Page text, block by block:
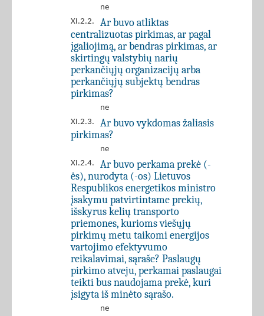
ne
XI.2.2.
Ar buvo atliktas
centralizuotas pirkimas, ar pagal
įgaliojimą, ar bendras pirkimas, ar
skirtingų valstybių narių
perkančiųjų organizacijų arba
perkančiųjų subjektų bendras
pirkimas?
ne
XI.2.3.
Ar buvo vykdomas žaliasis
pirkimas?
ne
XI.2.4.
Ar buvo perkama prekė (-
ės), nurodyta (-os) Lietuvos
Respublikos energetikos ministro
įsakymu patvirtintame prekių,
išskyrus kelių transporto
priemones, kurioms viešųjų
pirkimų metu taikomi energijos
vartojimo efektyvumo
reikalavimai, sąraše? Paslaugų
pirkimo atveju, perkamai paslaugai
teikti bus naudojama prekė, kuri
įsigyta iš minėto sąrašo.
ne